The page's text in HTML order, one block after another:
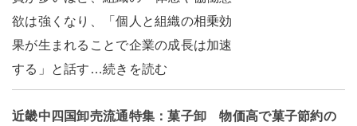
欲は強くなり、「個人と組織の相乗効
果が生まれることで企業の成長は加速
する」と話す…続きを読む
近畿中四国卸売流通特集：菓子卸 物価高で菓子節約の